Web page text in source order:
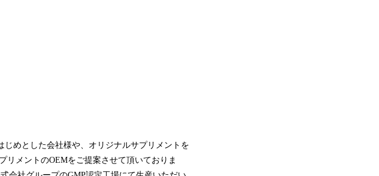
めとした会社様や、オリジナルサプリメントを
リメントのOEMをご提案させて頂いておりま